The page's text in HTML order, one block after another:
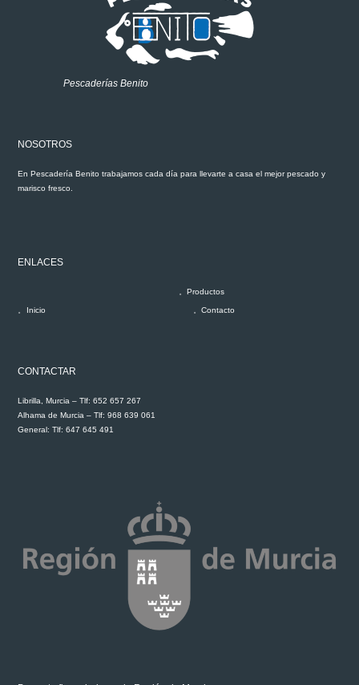
Pescaderías Benito
NOSOTROS
En Pescadería Benito trabajamos cada día para llevarte a casa el mejor pescado y
marisco fresco.
ENLACES
Inicio
Productos
Contacto
CONTACTAR
Librilla, Murcia – Tlf: 652 657 267
Alhama de Murcia – Tlf: 968 639 061
General: Tlf: 647 645 491